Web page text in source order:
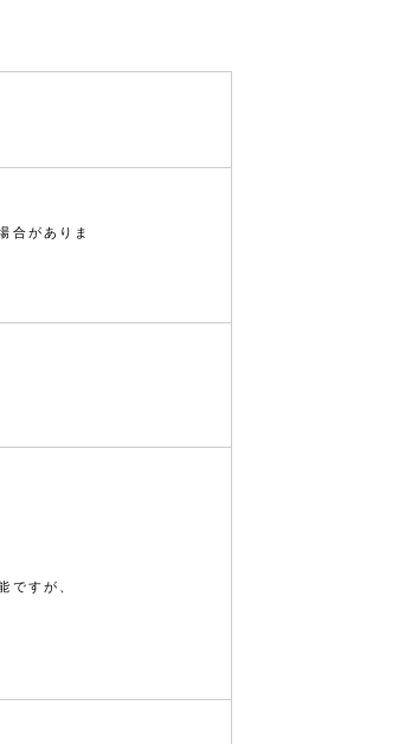
合がありま
ですが、